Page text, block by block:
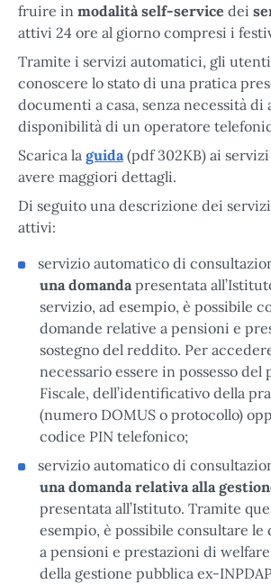
fruire in modalità self-service dei
attivi 24 ore al giorno compresi i
Tramite i servizi automatici, gli
conoscere lo stato di una pratica
documenti a casa, senza necessità di
disponibilità di un operatore
Scarica la guida (pdf 302KB) ai
avere maggiori dettagli.
Di seguito una descrizione dei
attivi:
servizio automatico di
una domanda presentata
servizio, ad esempio, è possibile
domande relative a pensioni e
sostegno del reddito. Per
necessario essere in possesso
Fiscale, dell’identificativo della
(numero DOMUS o protocollo)
codice PIN telefonico;
servizio automatico di
una domanda relativa alla
presentata all’Istituto. Tramite
esempio, è possibile consultare le
a pensioni e prestazioni di
della gestione pubblica ex-